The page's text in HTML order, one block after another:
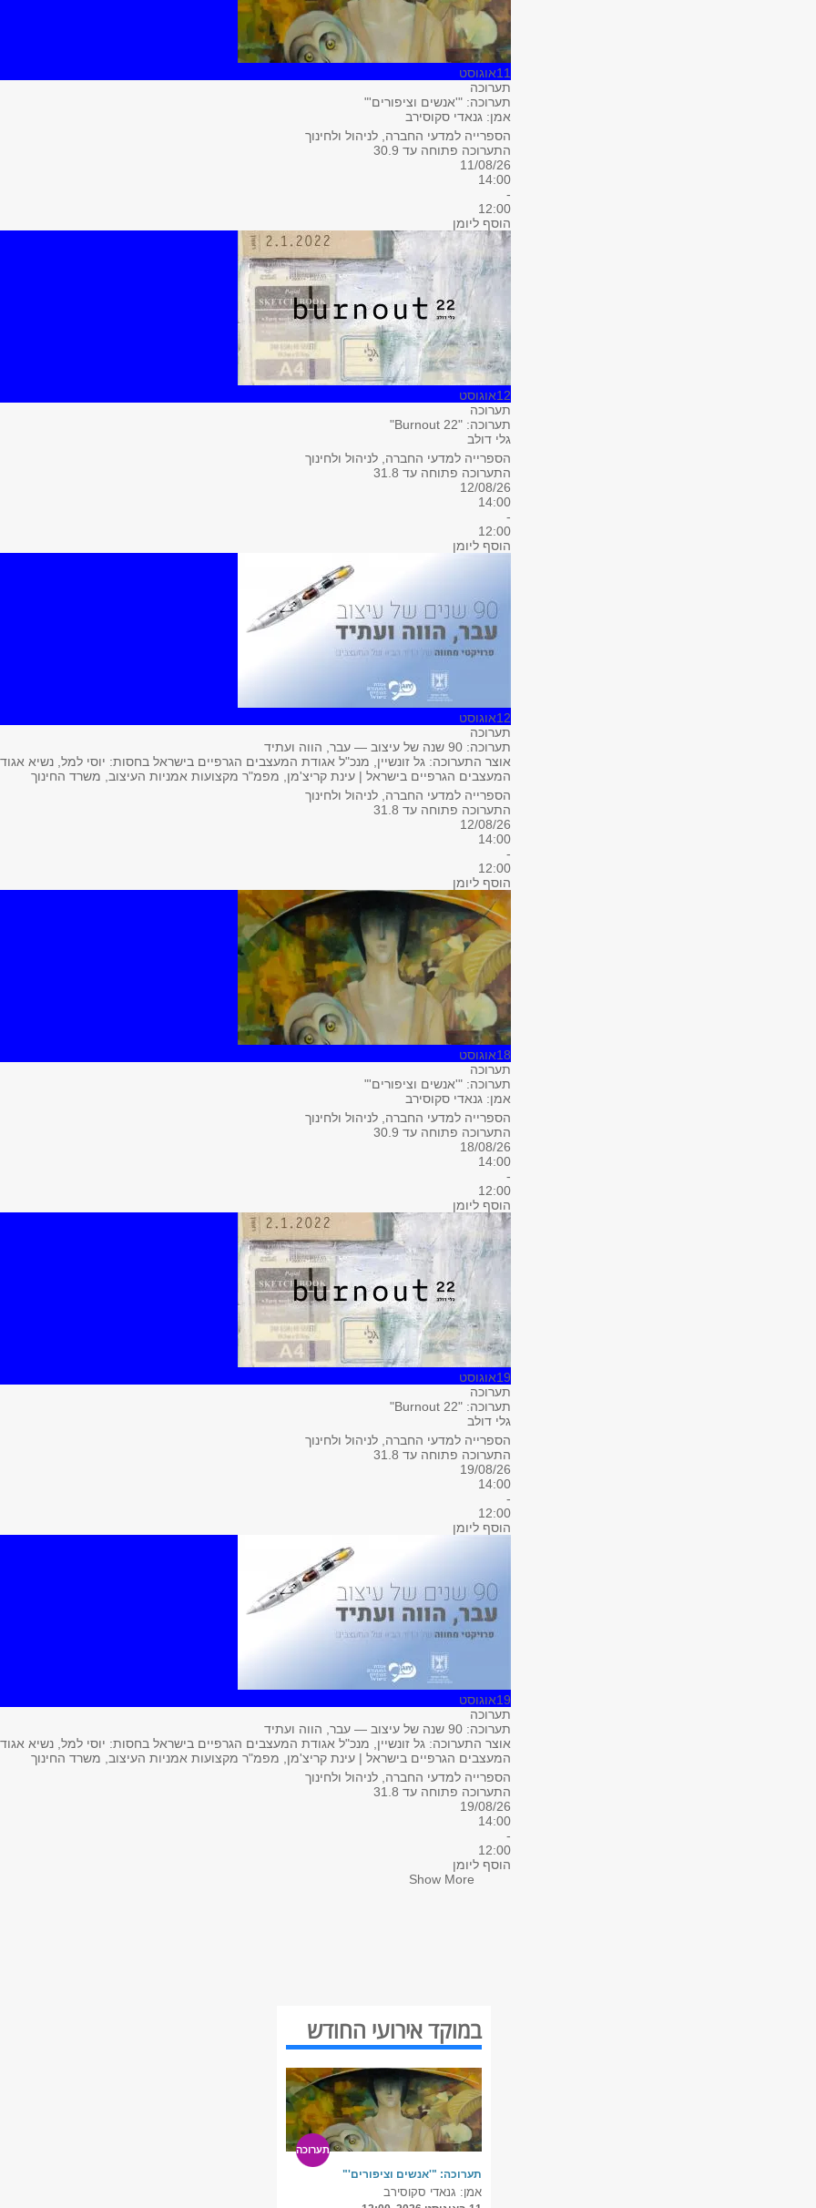
11אוגוסט
תערוכה
תערוכה: "'אנשים וציפורים'"
אמן: גנאדי סקוסירב
הספרייה למדעי החברה, לניהול ולחינוך
התערוכה פתוחה עד 30.9
11/08/26
14:00
-
12:00
הוסף ליומן
12אוגוסט
תערוכה
תערוכה: "Burnout 22"
גלי דולב
הספרייה למדעי החברה, לניהול ולחינוך
התערוכה פתוחה עד 31.8
12/08/26
14:00
-
12:00
הוסף ליומן
12אוגוסט
תערוכה
תערוכה: 90 שנה של עיצוב — עבר, הווה ועתיד
אוצר התערוכה: גל זונשיין, מנכ"ל אגודת המעצבים הגרפיים בישראל בחסות: יוסי למל, נשיא
המעצבים הגרפיים בישראל | עינת קריצ'מן, מפמ"ר מקצועות אמניות העיצוב, משרד החינוך
הספרייה למדעי החברה, לניהול ולחינוך
התערוכה פתוחה עד 31.8
12/08/26
14:00
-
12:00
הוסף ליומן
18אוגוסט
תערוכה
תערוכה: "'אנשים וציפורים'"
אמן: גנאדי סקוסירב
הספרייה למדעי החברה, לניהול ולחינוך
התערוכה פתוחה עד 30.9
18/08/26
14:00
-
12:00
הוסף ליומן
19אוגוסט
תערוכה
תערוכה: "Burnout 22"
גלי דולב
הספרייה למדעי החברה, לניהול ולחינוך
התערוכה פתוחה עד 31.8
19/08/26
14:00
-
12:00
הוסף ליומן
19אוגוסט
תערוכה
תערוכה: 90 שנה של עיצוב — עבר, הווה ועתיד
אוצר התערוכה: גל זונשיין, מנכ"ל אגודת המעצבים הגרפיים בישראל בחסות: יוסי למל, נשיא
המעצבים הגרפיים בישראל | עינת קריצ'מן, מפמ"ר מקצועות אמניות העיצוב, משרד החינוך
הספרייה למדעי החברה, לניהול ולחינוך
התערוכה פתוחה עד 31.8
19/08/26
14:00
-
12:00
הוסף ליומן
Show More
במוקד אירועי החודש
תערוכה
תערוכה: "'אנשים וציפורים'"
אמן: גנאדי סקוסירב